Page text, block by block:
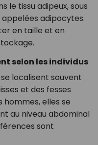
le tissu adipeux, sous
adipocytes.
en taille et en
selon les individus
localisent souvent
et des fesses
elles se
au niveau abdominal
sont